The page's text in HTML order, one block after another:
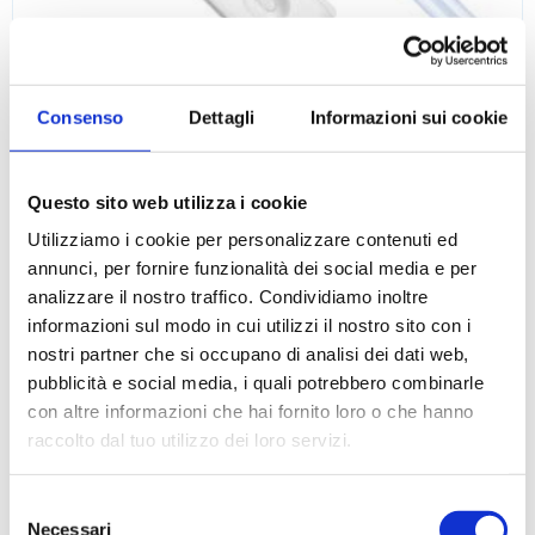
Consenso Dettagli Informazioni sui cookie
Questo sito web utilizza i cookie
Utilizziamo i cookie per personalizzare contenuti ed
annunci, per fornire funzionalità dei social media e per
analizzare il nostro traffico. Condividiamo inoltre
informazioni sul modo in cui utilizzi il nostro sito con i
nostri partner che si occupano di analisi dei dati web,
pubblicità e social media, i quali potrebbero combinarle
con altre informazioni che hai fornito loro o che hanno
raccolto dal tuo utilizzo dei loro servizi.
Necessari
Tamponi per la rilevazione di tracce di glutine Gluten